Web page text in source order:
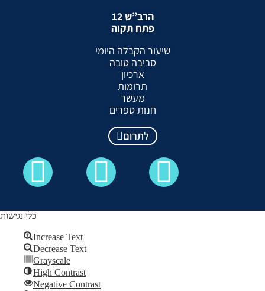
הרב”ש 12
פתח תקוה
שיעור הקבלה היומי
סביבה טובה
ארכיון
תרומות
מעשר
חנות ספרים
לתרום
Skip to content
כלי נגישות
Increase Text
Decrease Text
Grayscale
High Contrast
Negative Contrast